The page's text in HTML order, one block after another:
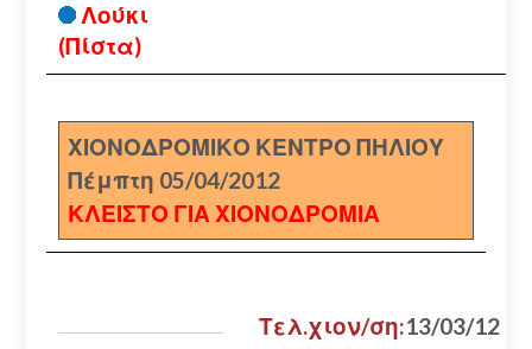
Λούκι
(Πίστα)
ΧΙΟΝΟΔΡΟΜΙΚΟ ΚΕΝΤΡΟ ΠΗΛΙΟΥ
Πέμπτη 05/04/2012
ΚΛΕΙΣΤΟ ΓΙΑ ΧΙΟΝΟΔΡΟΜΙΑ
Τελ.χιον/ση:13/03/12